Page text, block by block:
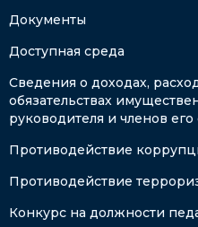
Документы
Доступная среда
Сведения о доходах,
обязательствах
руководителя и членов
Противодействие
Противодействие
Конкурс на должности